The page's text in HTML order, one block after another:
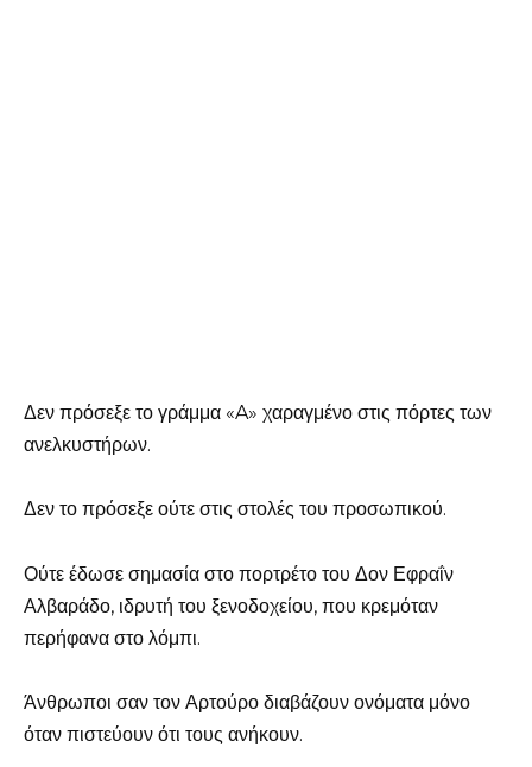
Δεν πρόσεξε το γράμμα «A» χαραγμένο στις πόρτες των
ανελκυστήρων.
Δεν το πρόσεξε ούτε στις στολές του προσωπικού.
Ούτε έδωσε σημασία στο πορτρέτο του Δον Εφραΐν
Αλβαράδο, ιδρυτή του ξενοδοχείου, που κρεμόταν
περήφανα στο λόμπι.
Άνθρωποι σαν τον Αρτούρο διαβάζουν ονόματα μόνο
όταν πιστεύουν ότι τους ανήκουν.